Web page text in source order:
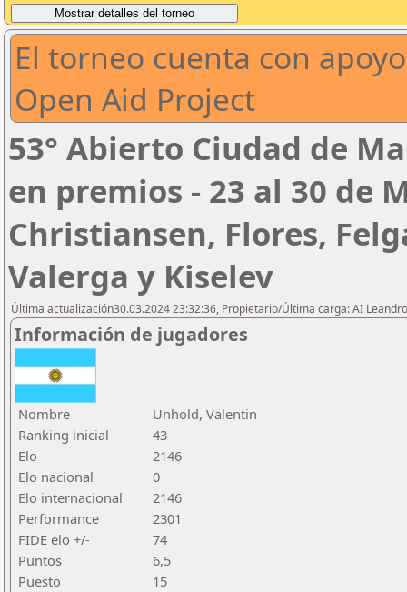
El torneo cuenta con
Open Aid Project
53° Abierto Ciudad de
en premios - 23 al 30 de
Christiansen, Flores,
Valerga y Kiselev
Última actualización30.03.2024 23:32:36, Propietario/Última carga: AI
Información de jugadores
Nombre
Unhold, Valentin
Ranking inicial
43
Elo
2146
Elo nacional
0
Elo internacional
2146
Performance
2301
FIDE elo +/-
74
Puntos
6,5
Puesto
15